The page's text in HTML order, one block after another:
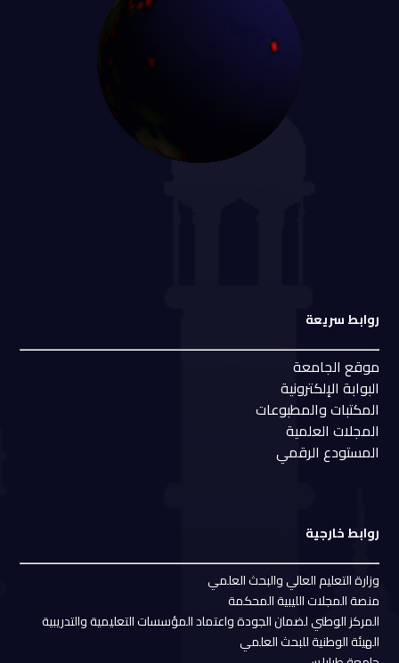
روابط سريعة
موقع الجامعة
البوابة الإلكترونية
المكتبات والمطبوعات
المجلات العلمية
المستودع الرقمي
روابط خارجية
وزارة التعليم العالي والبحث العلمي
منصة المجلات الليبية المحكمة
المركز الوطني لضمان الجودة واعتماد المؤسسات التعليمية والتدريبية
الهيئة الوطنية للبحث العلمي